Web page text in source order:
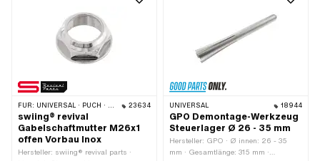
verchromt · Schlüsselweite: 30 mm ·
FÜR: UNIVERSAL · PUCH · SACHS · PONY / CILO (BETA 521 & 512) · ZÜNDAPP BELMONDO · TOMOS 23634
swiing® revival
Gabelschaftmutter M26x1
offen Vorbau Inox
Hersteller: swiing® revival parts ·
UNIVERSAL 18944
GPO Demontage-Werkzeug
Steuerlager Ø 26 - 35 mm
Hersteller: GPO · Ø innen: 26 - 35
mm · Gesamtlänge: 315 mm ·